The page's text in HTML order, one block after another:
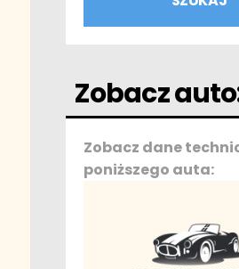
Zobacz
Zobacz dane
poniższego auta: